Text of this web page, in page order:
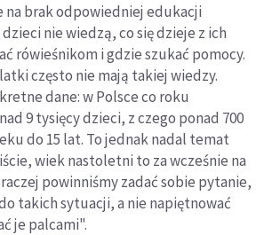
na brak odpowiedniej edukacji
nie wiedzą, co się dzieje z ich
rówieśnikom i gdzie szukać pomocy.
często nie mają takiej wiedzy.
dane: w Polsce co roku
9 tysięcy dzieci, z czego ponad 700
do 15 lat. To jednak nadal temat
wiek nastoletni to za wcześnie na
powinniśmy zadać sobie pytanie,
takich sytuacji, a nie napiętnować
je palcami".